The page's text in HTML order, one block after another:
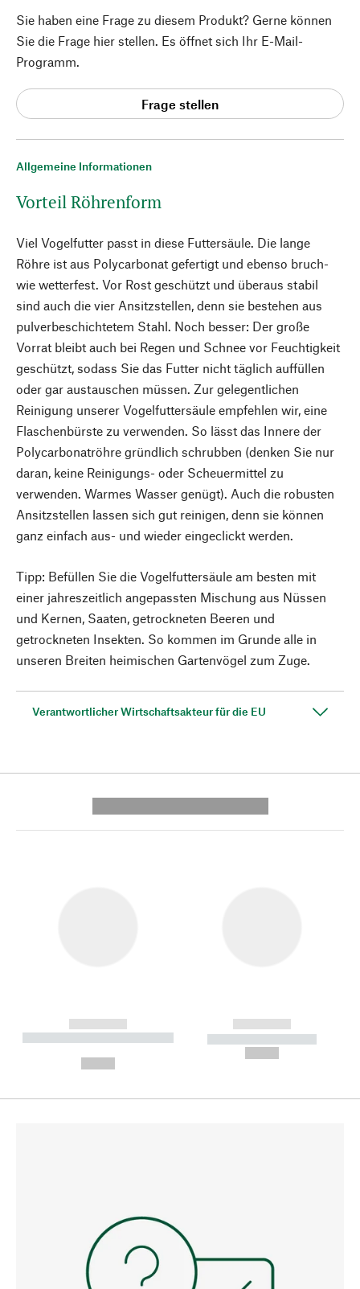
Allgemeine Informationen
Vorteil Röhrenform
Viel Vogelfutter passt in diese Futtersäule. Die lange
Röhre ist aus Polycarbonat gefertigt und ebenso bruch-
wie wetterfest. Vor Rost geschützt und überaus stabil
sind auch die vier Ansitzstellen, denn sie bestehen aus
pulverbeschichtetem Stahl. Noch besser: Der große
Vorrat bleibt auch bei Regen und Schnee vor Feuchtigkeit
geschützt, sodass Sie das Futter nicht täglich auffüllen
oder gar austauschen müssen. Zur gelegentlichen
Reinigung unserer Vogelfuttersäule empfehlen wir, eine
Flaschenbürste zu verwenden. So lässt das Innere der
Polycarbonatröhre gründlich schrubben (denken Sie nur
daran, keine Reinigungs- oder Scheuermittel zu
verwenden. Warmes Wasser genügt). Auch die robusten
Ansitzstellen lassen sich gut reinigen, denn sie können
ganz einfach aus- und wieder eingeclickt werden.
Tipp: Befüllen Sie die Vogelfuttersäule am besten mit
einer jahreszeitlich angepassten Mischung aus Nüssen
und Kernen, Saaten, getrockneten Beeren und
getrockneten Insekten. So kommen im Grunde alle in
unseren Breiten heimischen Gartenvögel zum Zuge.
Verantwortlicher Wirtschaftsakteur für die EU
Sie haben eine Frage zu diesem Produkt? Gerne können
Sie die Frage hier stellen. Es öffnet sich Ihr E-Mail-
Programm.
Frage stellen
------------
----------- ----------- --------
------------
----------- -----------